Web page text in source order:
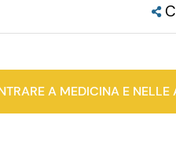
A MEDICINA E NELLE